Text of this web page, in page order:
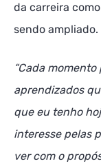
da carreira
sendo ampliado.
“Cada
aprendizados
que eu tenho
interesse pelas
ver com o